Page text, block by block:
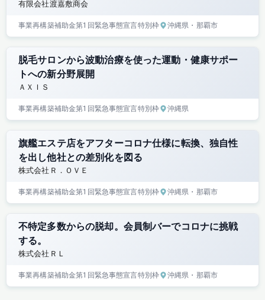
有限会社渡嘉敷商会
事業再構築補助金第1回緊急事態宣言特別枠 沖縄県 ・那覇市
脱毛サロンから波動治療を使った運動・健康サポー
トへの新分野展開
ＡＸＩＳ
事業再構築補助金第1回緊急事態宣言特別枠 沖縄県
旗艦エステ店をアフターコロナ仕様に転換、独自性
を出し他社との差別化を図る
株式会社Ｒ．ＯＶＥ
事業再構築補助金第1回緊急事態宣言特別枠 沖縄県 ・那覇市
不特定多数からの脱却。会員制バーでコロナに挑戦
する。
株式会社ＲＬ
事業再構築補助金第1回緊急事態宣言特別枠 沖縄県 ・那覇市